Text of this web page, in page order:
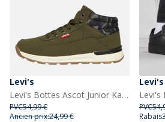
Levi's
Levi's Bottes Ascot Junior Kaki 0581
PVC54,99 €
Ancien prix:24,99 €
Levi's
PVC
Rabais